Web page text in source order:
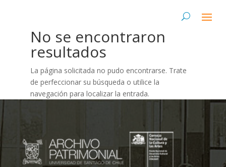
No se encontraron
resultados
La página solicitada no pudo encontrarse. Trate
de perfeccionar su búsqueda o utilice la
navegación para localizar la entrada.